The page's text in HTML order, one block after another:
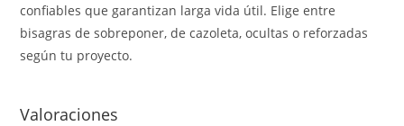
confiables que garantizan larga vida útil. Elige entre
bisagras de sobreponer, de cazoleta, ocultas o reforzadas
según tu proyecto.
Valoraciones